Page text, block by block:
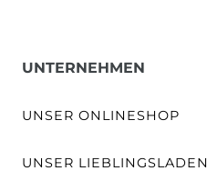
UNTERNEHMEN
UNSER ONLINESHOP
UNSER LIEBLINGSLADEN